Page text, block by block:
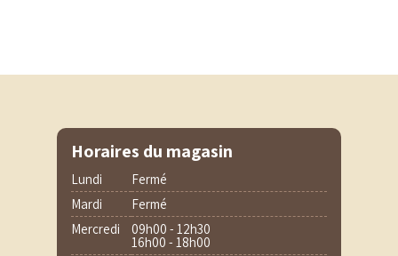
Horaires du magasin
Lundi
Fermé
Mardi
Fermé
Mercredi
09h00 - 12h30
16h00 - 18h00